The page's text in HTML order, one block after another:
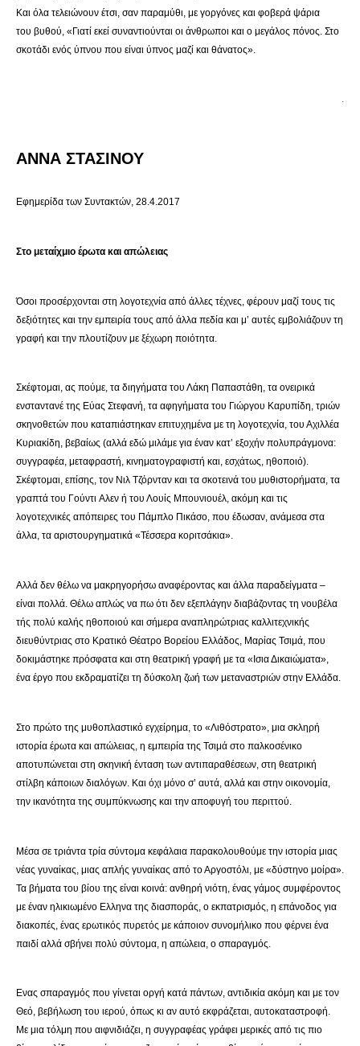
Και όλα τελειώνουν έτσι, σαν παραμύθι, με γοργόνες και φοβερά ψάρια
του βυθού, «Γιατί εκεί συναντιούνται οι άνθρωποι και ο μεγάλος πόνος. Στο
σκοτάδι ενός ύπνου που είναι ύπνος μαζί και θάνατος».
.
ΑΝΝΑ ΣΤΑΣΙΝΟΥ
Εφημερίδα των Συντακτών, 28.4.2017
Στο μεταίχμιο έρωτα και απώλειας
Όσοι προσέρχονται στη λογοτεχνία από άλλες τέχνες, φέρουν μαζί τους τις
δεξιότητες και την εμπειρία τους από άλλα πεδία και μ’ αυτές εμβολιάζουν τη
γραφή και την πλουτίζουν με ξέχωρη ποιότητα.
Σκέφτομαι, ας πούμε, τα διηγήματα του Λάκη Παπαστάθη, τα ονειρικά
ενσταντανέ της Εύας Στεφανή, τα αφηγήματα του Γιώργου Καρυπίδη, τριών
σκηνοθετών που καταπιάστηκαν επιτυχημένα με τη λογοτεχνία, του Αχιλλέα
Κυριακίδη, βεβαίως (αλλά εδώ μιλάμε για έναν κατ’ εξοχήν πολυπράγμονα:
συγγραφέα, μεταφραστή, κινηματογραφιστή και, εσχάτως, ηθοποιό).
Σκέφτομαι, επίσης, τον Νιλ Τζόρνταν και τα σκοτεινά του μυθιστορήματα, τα
γραπτά του Γούντι Aλεν ή του Λουίς Μπουνιουέλ, ακόμη και τις
λογοτεχνικές απόπειρες του Πάμπλο Πικάσο, που έδωσαν, ανάμεσα στα
άλλα, τα αριστουργηματικά «Τέσσερα κοριτσάκια».
Αλλά δεν θέλω να μακρηγορήσω αναφέροντας και άλλα παραδείγματα –
είναι πολλά. Θέλω απλώς να πω ότι δεν εξεπλάγην διαβάζοντας τη νουβέλα
τής πολύ καλής ηθοποιού και σήμερα αναπληρώτριας καλλιτεχνικής
διευθύντριας στο Κρατικό Θέατρο Βορείου Ελλάδος, Μαρίας Τσιμά, που
δοκιμάστηκε πρόσφατα και στη θεατρική γραφή με τα «Ισια Δικαιώματα»,
ένα έργο που εκδραματίζει τη δύσκολη ζωή των μεταναστριών στην Ελλάδα.
Στο πρώτο της μυθοπλαστικό εγχείρημα, το «Λιθόστρατο», μια σκληρή
ιστορία έρωτα και απώλειας, η εμπειρία της Τσιμά στο παλκοσένικο
αποτυπώνεται στη σκηνική ένταση των αντιπαραθέσεων, στη θεατρική
στίλβη κάποιων διαλόγων. Και όχι μόνο σ’ αυτά, αλλά και στην οικονομία,
την ικανότητα της συμπύκνωσης και την αποφυγή του περιττού.
Μέσα σε τριάντα τρία σύντομα κεφάλαια παρακολουθούμε την ιστορία μιας
νέας γυναίκας, μιας απλής γυναίκας από το Αργοστόλι, με «δύστηνο μοίρα».
Τα βήματα του βίου της είναι κοινά: ανθηρή νιότη, ένας γάμος συμφέροντος
με έναν ηλικιωμένο Ελληνα της διασποράς, ο εκπατρισμός, η επάνοδος για
διακοπές, ένας ερωτικός πυρετός με κάποιον συνομήλικο που φέρνει ένα
παιδί αλλά σβήνει πολύ σύντομα, η απώλεια, ο σπαραγμός.
Ενας σπαραγμός που γίνεται οργή κατά πάντων, αντιδικία ακόμη και με τον
Θεό, βεβήλωση του ιερού, όπως κι αν αυτό εκφράζεται, αυτοκαταστροφή.
Με μια τόλμη που αιφνιδιάζει, η συγγραφέας γράφει μερικές από τις πιο